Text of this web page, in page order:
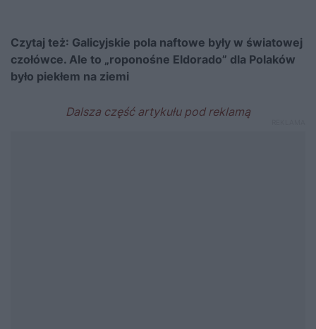
Czytaj też: Galicyjskie pola naftowe były w światowej
czołówce. Ale to „roponośne Eldorado” dla Polaków
było piekłem na ziemi